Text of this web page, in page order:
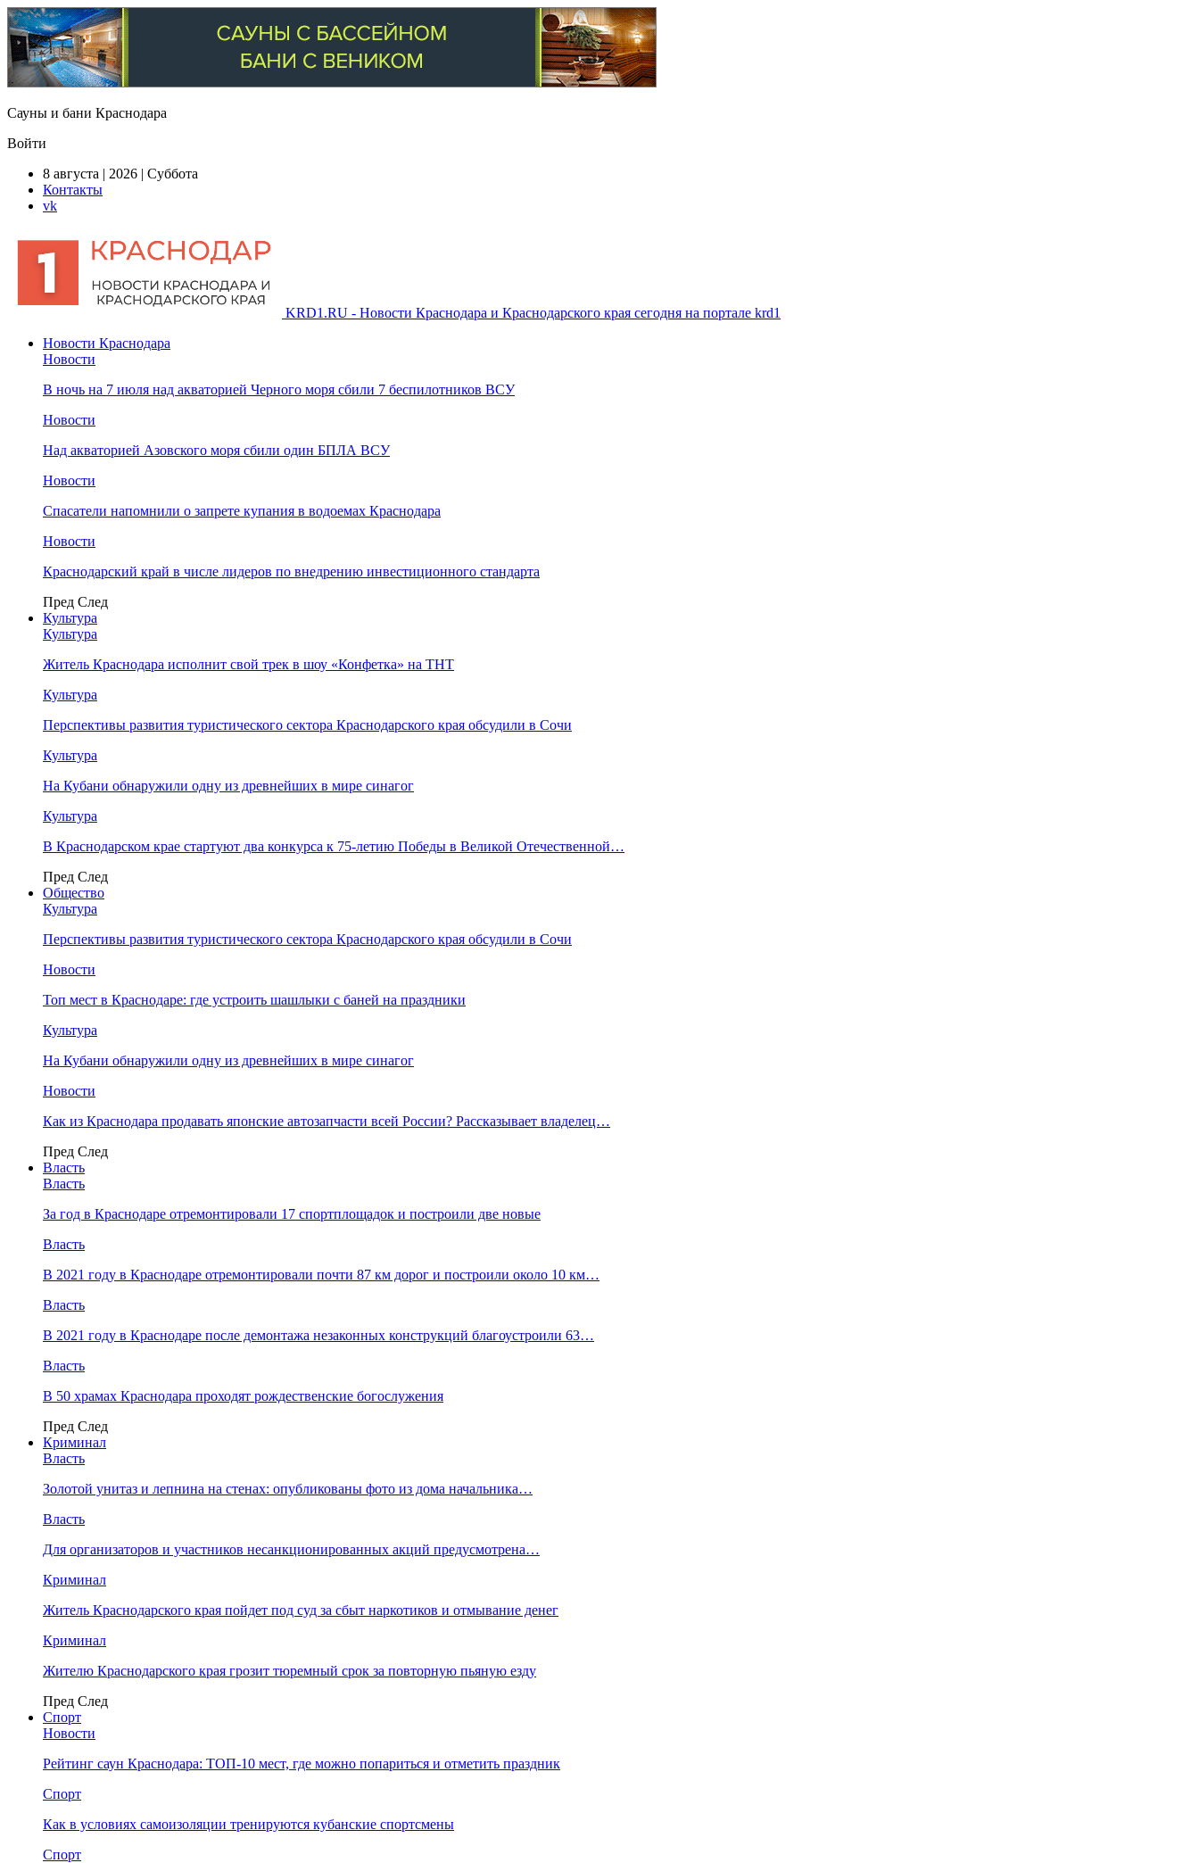
Сауны и бани Краснодара
Войти
8 августа | 2026 | Суббота
Контакты
vk
KRD1.RU - Новости Краснодара и Краснодарского края сегодня на портале krd1
Новости Краснодара
Новости
В ночь на 7 июля над акваторией Черного моря сбили 7 беспилотников ВСУ
Новости
Над акваторией Азовского моря сбили один БПЛА ВСУ
Новости
Спасатели напомнили о запрете купания в водоемах Краснодара
Новости
Краснодарский край в числе лидеров по внедрению инвестиционного стандарта
Пред След
Культура
Культура
Житель Краснодара исполнит свой трек в шоу «Конфетка» на ТНТ
Культура
Перспективы развития туристического сектора Краснодарского края обсудили в Сочи
Культура
На Кубани обнаружили одну из древнейших в мире синагог
Культура
В Краснодарском крае стартуют два конкурса к 75-летию Победы в Великой Отечественной…
Пред След
Общество
Культура
Перспективы развития туристического сектора Краснодарского края обсудили в Сочи
Новости
Топ мест в Краснодаре: где устроить шашлыки с баней на праздники
Культура
На Кубани обнаружили одну из древнейших в мире синагог
Новости
Как из Краснодара продавать японские автозапчасти всей России? Рассказывает владелец…
Пред След
Власть
Власть
За год в Краснодаре отремонтировали 17 спортплощадок и построили две новые
Власть
В 2021 году в Краснодаре отремонтировали почти 87 км дорог и построили около 10 км…
Власть
В 2021 году в Краснодаре после демонтажа незаконных конструкций благоустроили 63…
Власть
В 50 храмах Краснодара проходят рождественские богослужения
Пред След
Криминал
Власть
​Золотой унитаз и лепнина на стенах: опубликованы фото из дома начальника…
Власть
Для организаторов и участников несанкционированных акций предусмотрена…
Криминал
Житель Краснодарского края пойдет под суд за сбыт наркотиков и отмывание денег
Криминал
Жителю Краснодарского края грозит тюремный срок за повторную пьяную езду
Пред След
Спорт
Новости
Рейтинг саун Краснодара: ТОП-10 мест, где можно попариться и отметить праздник
Спорт
Как в условиях самоизоляции тренируются кубанские спортсмены
Спорт